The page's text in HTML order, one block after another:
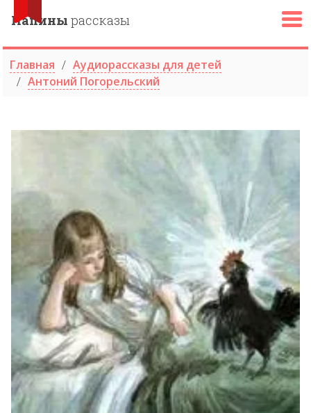
Папины рассказы
Главная
Аудиорассказы для детей
Антоний Погорельский